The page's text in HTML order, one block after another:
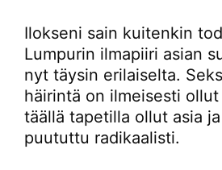
Ilokseni sain kuitenkin
Lumpurin ilmapiiri asian
nyt täysin erilaiselta.
häirintä on ilmeisesti
täällä tapetilla ollut asia
puututtu radikaalisti.